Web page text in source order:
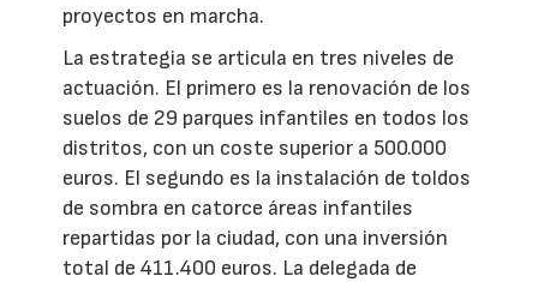
proyectos en marcha.
La estrategia se articula en tres niveles de
actuación. El primero es la renovación de los
suelos de 29 parques infantiles en todos los
distritos, con un coste superior a 500.000
euros. El segundo es la instalación de toldos
de sombra en catorce áreas infantiles
repartidas por la ciudad, con una inversión
total de 411.400 euros. La delegada de